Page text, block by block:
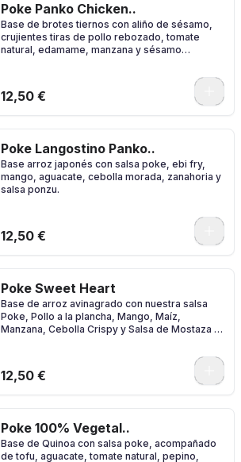
Poke Panko Chicken..
Base de brotes tiernos con aliño de sésamo,
crujientes tiras de pollo rebozado, tomate
natural, edamame, manzana y sésamo
12,50 €
Poke Langostino Panko..
Base arroz japonés con salsa poke, ebi fry,
mango, aguacate, cebolla morada, zanahoria y
salsa ponzu.
12,50 €
Poke Sweet Heart
Base de arroz avinagrado con nuestra salsa
Poke, Pollo a la plancha, Mango, Maíz,
Manzana, Cebolla Crispy y Salsa de Mostaza y
12,50 €
Poke 100% Vegetal..
Base de Quinoa con salsa poke, acompañado
de tofu, aguacate, tomate natural, pepino,